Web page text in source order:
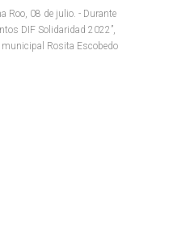
Roo, 08 de julio. - Durante
DIF Solidaridad 2022”,
municipal Rosita Escobedo